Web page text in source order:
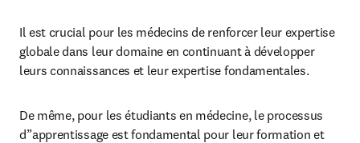
Il est crucial pour les médecins de renforcer leur expertise
globale dans leur domaine en continuant à développer
leurs connaissances et leur expertise fondamentales.
De même, pour les étudiants en médecine, le processus
d’’apprentissage est fondamental pour leur formation et